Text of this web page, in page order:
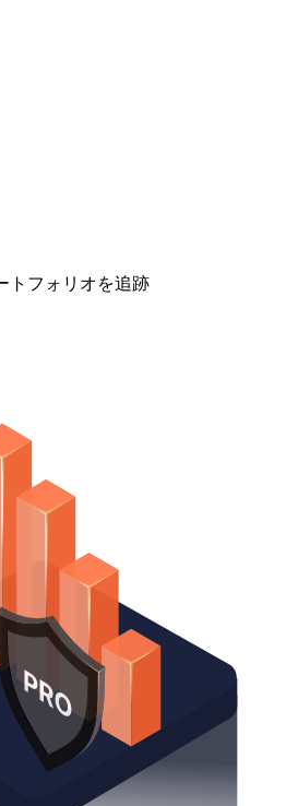
トフォリオを追跡